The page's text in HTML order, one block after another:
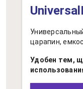
царапин,
Удобен тем,